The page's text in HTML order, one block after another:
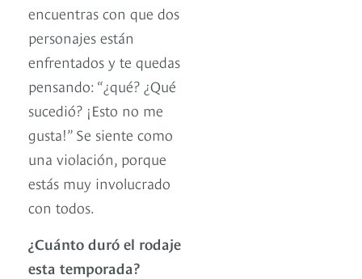
encuentras con que dos
personajes están
enfrentados y te quedas
pensando: “¿qué? ¿Qué
sucedió? ¡Esto no me
gusta!” Se siente como
una violación, porque
estás muy involucrado
con todos.
¿Cuánto duró el rodaje
esta temporada?